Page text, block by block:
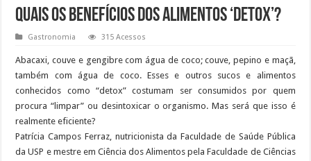
Quais os benefícios dos alimentos ‘detox’?
Gastronomia 315 Acessos
Abacaxi, couve e gengibre com água de coco; couve, pepino e maçã,
também com água de coco. Esses e outros sucos e alimentos
conhecidos como “detox” costumam ser consumidos por quem
procura “limpar” ou desintoxicar o organismo. Mas será que isso é
realmente eficiente?
Patrícia Campos Ferraz, nutricionista da Faculdade de Saúde Pública
da USP e mestre em Ciência dos Alimentos pela Faculdade de Ciências